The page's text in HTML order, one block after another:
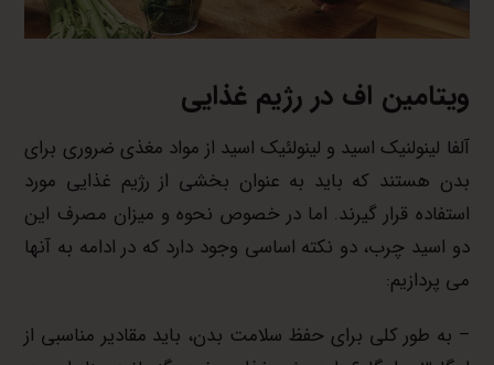
ویتامین اف در رژیم غذایی
آلفا لینولنیک اسید و لینولئیک اسید از مواد مغذی ضروری برای
بدن هستند که باید به عنوان بخشی از رژیم غذایی مورد
استفاده قرار گیرند. اما در خصوص نحوه و میزان مصرف این
دو اسید چرب، دو نکته اساسی وجود دارد که در ادامه به آنها
می پردازیم:
– به طور کلی برای حفظ سلامت بدن، باید مقادیر مناسبی از